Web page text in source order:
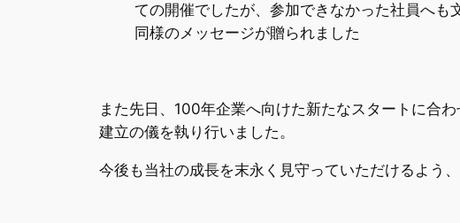
ての開催でしたが、参加できなかった社員へも
同様のメッセージが贈られました
また先日、100年企業へ向けた新たなスタートに合
建立の儀を執り行いました。
今後も当社の成長を末永く見守っていただけるよう、